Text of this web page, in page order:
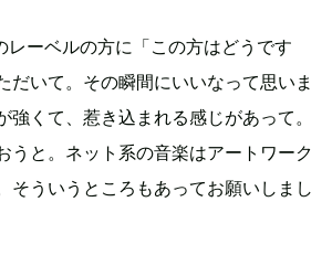
レーベルの方に「この方はどうです
だいて。その瞬間にいいなって思いま
強くて、惹き込まれる感じがあって。
うと。ネット系の音楽はアートワーク
そういうところもあってお願いしまし